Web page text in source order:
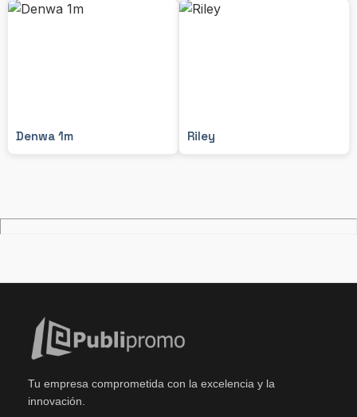
Denwa 1m Riley
Tu empresa comprometida con la excelencia y la
innovación.